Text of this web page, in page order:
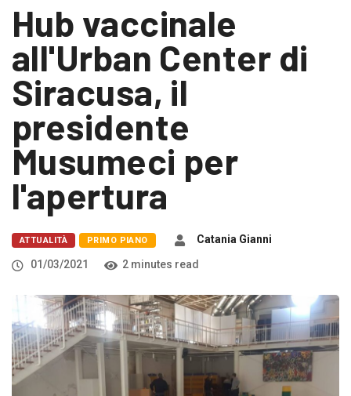
Hub vaccinale
all'Urban Center di
Siracusa, il
presidente
Musumeci per
l'apertura
ATTUALITÀ PRIMO PIANO
Catania Gianni
01/03/2021
2 minutes read